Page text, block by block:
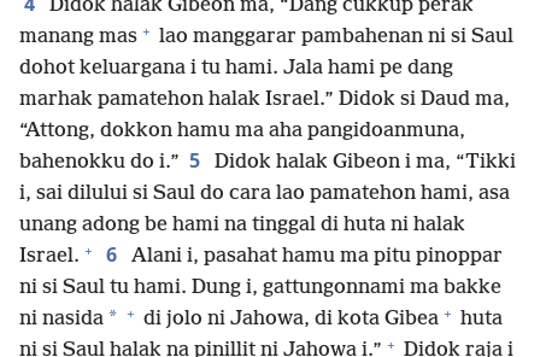
Didok halak Gibeon ma, “Dang cukkup perak
manang mas + lao manggarar pambahenan ni si Saul
dohot keluargana i tu hami. Jala hami pe dang
marhak pamatehon halak Israel.” Didok si Daud ma,
“Attong, dokkon hamu ma aha pangidoanmuna,
bahenokku do i.” 5
Didok halak Gibeon i ma, “Tikki
i, sai dilului si Saul do cara lao pamatehon hami, asa
unang adong be hami na tinggal di huta ni halak
Israel. + 6
Alani i, pasahat hamu ma pitu pinoppar
ni si Saul tu hami. Dung i, gattungonnami ma bakke
ni nasida * + di jolo ni Jahowa, di kota Gibea + huta
ni si Saul halak na pinillit ni Jahowa i.” + Didok raja i